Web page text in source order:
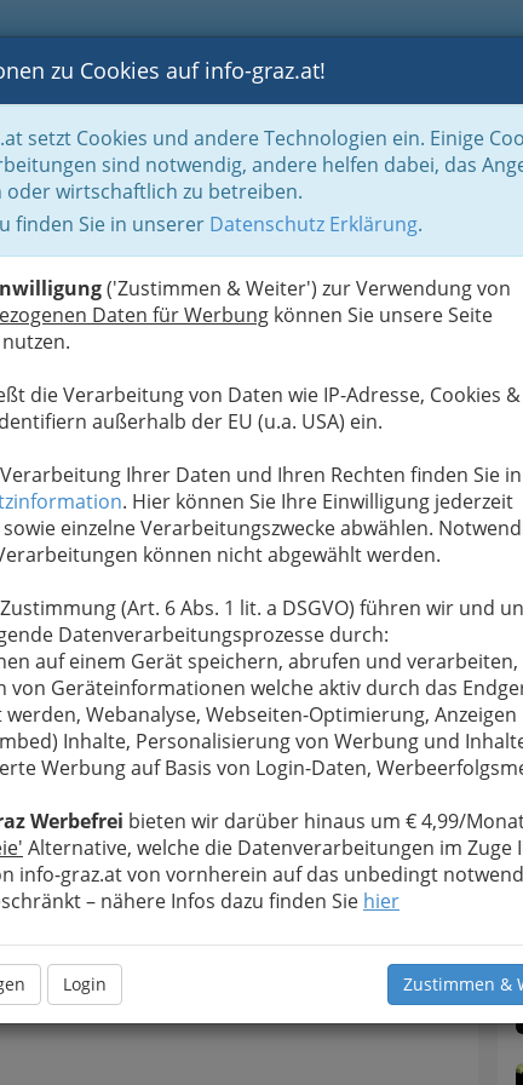
BLOGS FOTOS GASTRONOMIE BRANCHEN
zu Cookies auf info-graz.at!
.at setzt Cookies und andere Technologien ein. Einige
sind notwendig, andere helfen dabei, das
oder wirtschaftlich zu betreiben.
finden Sie in unserer Datenschutz Erklärung.
('Zustimmen & Weiter') zur Verwendung von
Daten für Werbung können Sie unsere Seite
nutzen.
die Verarbeitung von Daten wie IP-Adresse, Cookies &
außerhalb der EU (u.a. USA) ein.
Ihrer Daten und Ihren Rechten finden Sie
. Hier können Sie Ihre Einwilligung jederzeit
einzelne Verarbeitungszwecke abwählen.
können nicht abgewählt werden.
(Art. 6 Abs. 1 lit. a DSGVO) führen wir und
Datenverarbeitungsprozesse durch:
auf einem Gerät speichern, abrufen und verarbeiten,
von Geräteinformationen welche aktiv durch das
Webanalyse, Webseiten-Optimierung, Anzeigen
Inhalte, Personalisierung von Werbung und
Werbung auf Basis von Login-Daten,
Werbefrei bieten wir darüber hinaus um € 4,99/
Alternative, welche die Datenverarbeitungen im Zuge
info-graz.at von vornherein auf das unbedingt
– nähere Infos dazu finden Sie hier
Login Zustimmen &
Ihre Nachricht wird nach dem Absenden
Fernitz weitergeleitet.
Meine Nachricht
Meine Nachricht senden